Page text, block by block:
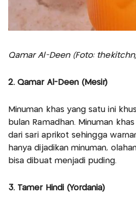
Qamar Al-Deen (Foto:
2. Qamar Al-Deen (Mesir)
Minuman khas yang satu ini
bulan Ramadhan. Minuman
dari sari aprikot sehingga
hanya dijadikan minuman,
bisa dibuat menjadi puding.
3. Tamer Hindi (Yordania)